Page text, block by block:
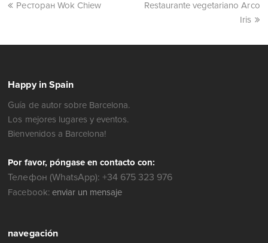
Guía de autor sobre Barcelona.
Los mejores lugares y eventos.
Bienvenidos a Barcelona!
Por favor, póngase en contacto con:
Facebook:enviar un mensaje
Guía de Barcelona